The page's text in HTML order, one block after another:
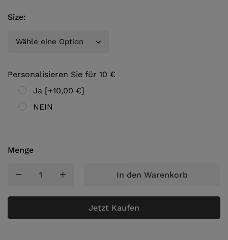
Size:
Personalisieren Sie für 10 €
Ja [+10,00 €]
NEIN
Menge
In den Warenkorb
Jetzt Kaufen